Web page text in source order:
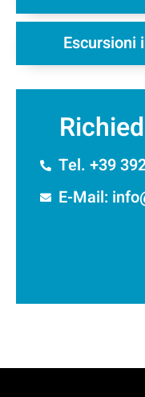
Escursioni
Tel. +39
E-Mail: